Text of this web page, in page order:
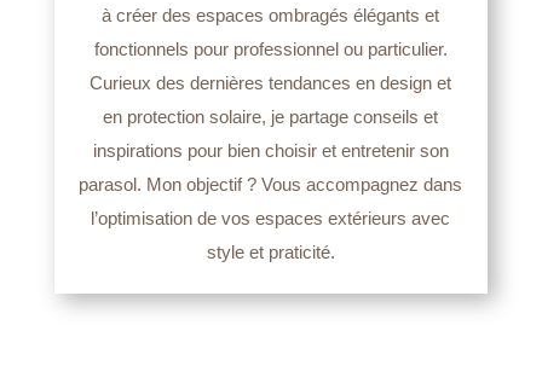
à créer des espaces ombragés élégants et
fonctionnels pour professionnel ou particulier.
Curieux des dernières tendances en design et
en protection solaire, je partage conseils et
inspirations pour bien choisir et entretenir son
parasol. Mon objectif ? Vous accompagnez dans
l’optimisation de vos espaces extérieurs avec
style et praticité.